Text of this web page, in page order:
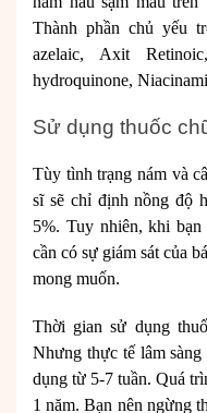
Thành phần chủ yếu
azelaic, Axit
hydroquinone,
Sử dụng thuốc
Tùy tình trạng nám và
sĩ sẽ chỉ định nồng độ
5%. Tuy nhiên, khi
cần có sự giám sát của
mong muốn.
Thời gian sử dụng
Nhưng thực tế lâm
dụng từ 5-7 tuần. Quá
1 năm. Bạn nên ngừng